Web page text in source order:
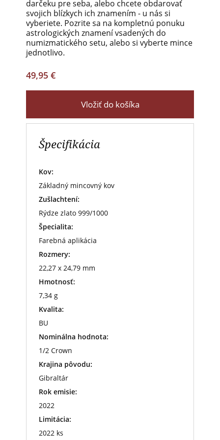
darčeku pre seba, alebo chcete obdarovať
svojich blízkych ich znamením - u nás si
vyberiete. Pozrite sa na kompletnú ponuku
astrologických znamení vsadených do
numizmatického setu, alebo si vyberte mince
jednotlivo.
49,95 €
Vložiť do košíka
Špecifikácia
Kov:
Základný mincovný kov
Zušlachtení:
Rýdze zlato 999/1000
Špecialita:
Farebná aplikácia
Rozmery:
22,27 x 24,79 mm
Hmotnosť:
7,34 g
Kvalita:
BU
Nominálna hodnota:
1/2 Crown
Krajina pôvodu:
Gibraltár
Rok emisie:
2022
Limitácia:
2022 ks